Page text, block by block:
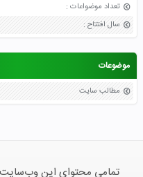
تعداد موضواعات :
سال افتتاح :
موضوعات
مطالب سایت
تمامی محتوای این